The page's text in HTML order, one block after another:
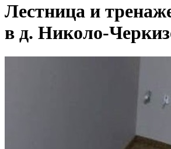
Лестница и
в д. Николо-